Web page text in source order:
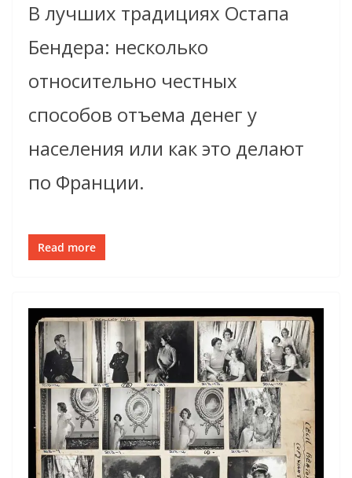
В лучших традициях Остапа
Бендера: несколько
относительно честных
способов отъема денег у
населения или как это делают
по Франции.
Read more